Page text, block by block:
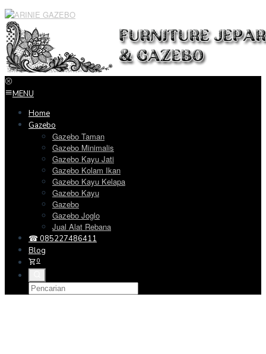
Loncat
ke
konten
MENU
Home
Gazebo
Gazebo Taman
Gazebo Minimalis
Gazebo Kayu Jati
Gazebo Kolam Ikan
Gazebo Kayu Kelapa
Gazebo Kayu
Gazebo
Gazebo Joglo
Jual Alat Rebana
☎ 085227486411
Blog
0